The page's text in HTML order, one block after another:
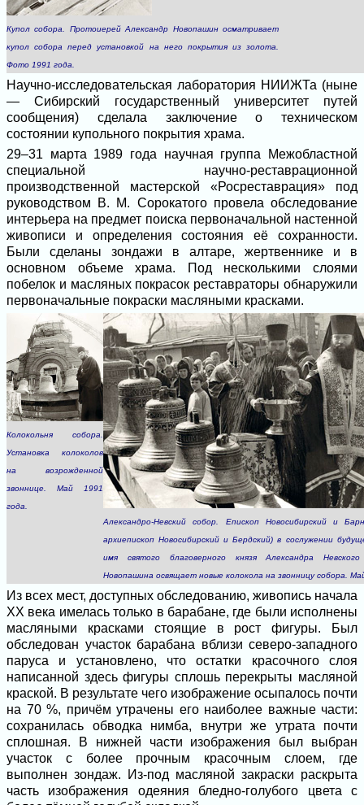
Купол собора. Протоиерей Александр Новопашин осматривает
купол собора перед установкой на него покрытия из золота.
Фото 1991 года.
Научно-исследовательская лаборатория НИИЖТа (ныне
— Сибирский государственный университет путей
сообщения) сделала заключение о техническом
состоянии купольного покрытия храма.
29–31 марта 1989 года научная группа Межобластной
специальной научно-реставрационной
производственной мастерской «Росреставрация» под
руководством В. М. Сорокатого провела обследование
интерьера на предмет поиска первоначальной настенной
живописи и определения состояния её сохранности.
Были сделаны зондажи в алтаре, жертвеннике и в
основном объеме храма. Под несколькими слоями
побелок и масляных покрасок реставраторы обнаружили
первоначальные покраски масляными красками.
Колокольня собора.
Установка колоколов
на возрожденной
звоннице. Май 1991
года.
Александро-Невский собор. Епископ Новосибирский и
архиепископ Новосибирский и Бердский) в сослужении
имя святого благоверного князя Александра
Новопашина освящает новые колокола на звонницу собора.
Из всех мест, доступных обследованию, живопись начала
ХХ века имелась только в барабане, где были исполнены
масляными красками стоящие в рост фигуры. Был
обследован участок барабана вблизи северо-западного
паруса и установлено, что остатки красочного слоя
написанной здесь фигуры сплошь перекрыты масляной
краской. В результате чего изображение осыпалось почти
на 70 %, причём утрачены его наиболее важные части:
сохранилась обводка нимба, внутри же утрата почти
сплошная. В нижней части изображения был выбран
участок с более прочным красочным слоем, где
выполнен зондаж. Из-под масляной закраски раскрыта
часть изображения одеяния бледно-голубого цвета с